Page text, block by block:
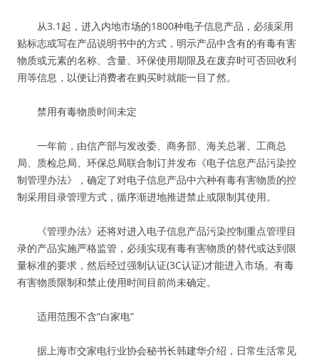
从3.1起，进入内地市场的1800种电子信息产品，必须采用
贴标志或写在产品说明书中的方式，明示产品中含有的有毒有害
物质或元素的名称、含量、环保使用期限及在废弃时可否回收利
用等信息，以便让消费者在购买时就能一目了然。
禁用有毒物质时间未定
一年前，由信产部与发改委、商务部、海关总署、工商总
局、质检总局、环保总局联合制订并发布《电子信息产品污染控
制管理办法》，确定了对电子信息产品中六种有毒有害物质的控
制采用目录管理方式，循序渐进地推进禁止或限制其使用。
《管理办法》还将对进入电子信息产品污染控制重点管理目
录的产品实施严格监管，必须实现有毒有害物质的替代或达到限
量标准的要求，然后经过强制认证(3C认证)才能进入市场。有毒
有害物质限制和禁止使用时间目前尚未确定。
适用范围不含“白家电”
据上海市交家电行业协会秘书长韩建华介绍，日常生活常见